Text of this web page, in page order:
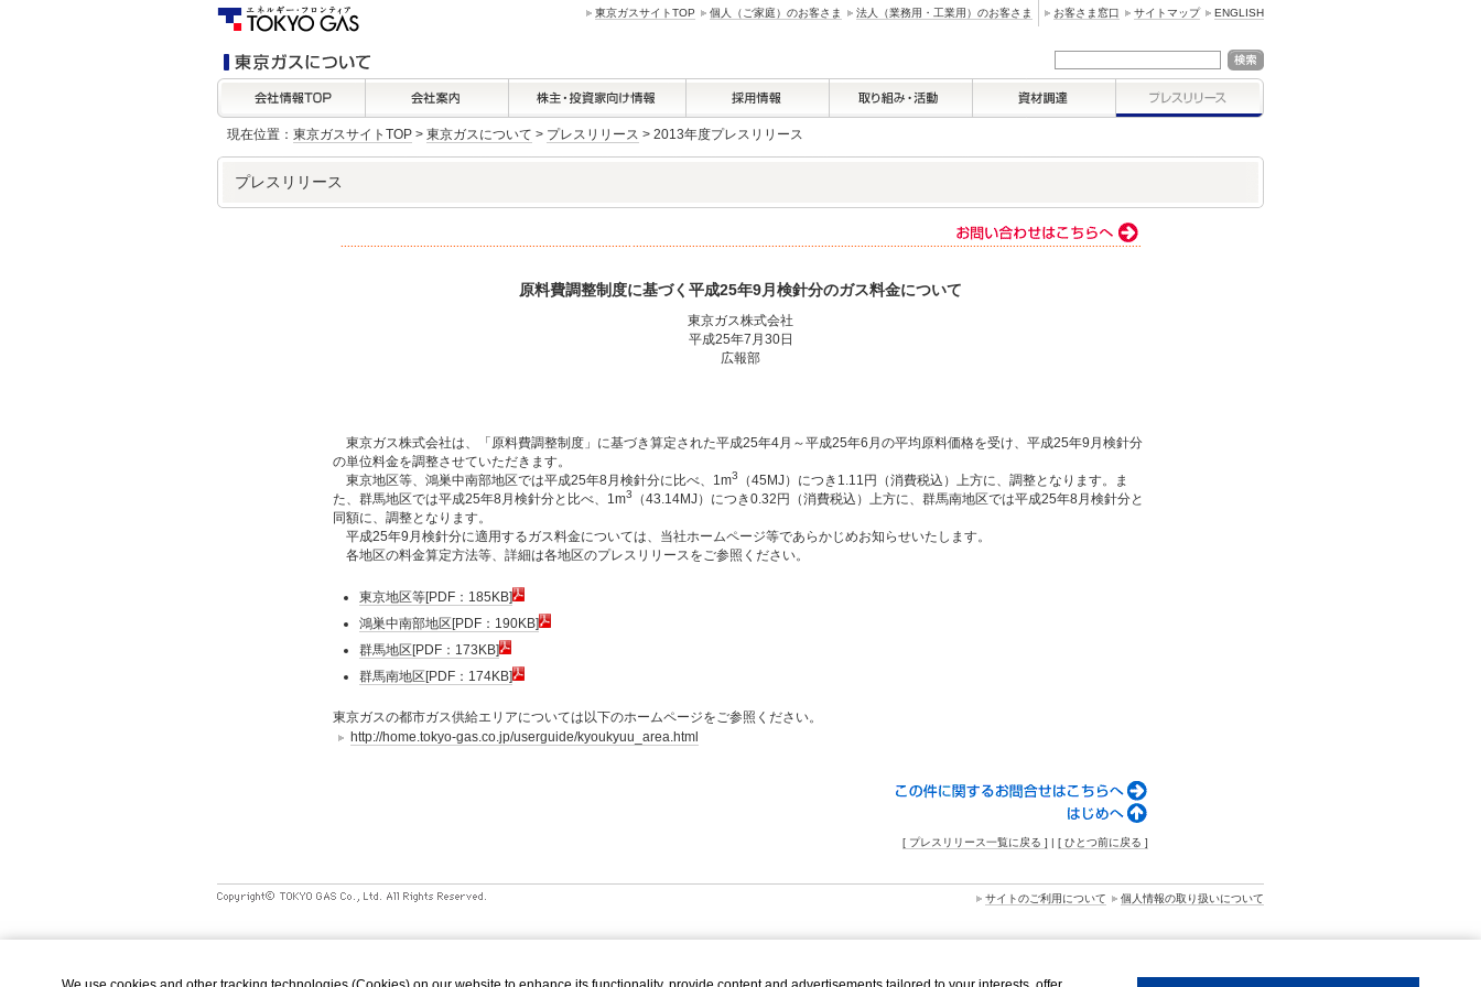
東京ガスサイトTOP 個人（ご家庭）のお客さま 法人（業務用・工業用）のお客さま お客さま窓口 サイトマップ ENGLISH
現在位置： 東京ガスサイトTOP > 東京ガスについて > プレスリリース > 2013年度プレスリリース
プレスリリース
原料費調整制度に基づく平成25年9月検針分のガス料金について
東京ガス株式会社
平成25年7月30日
広報部
東京ガス株式会社は、「原料費調整制度」に基づき算定された平成25年4月～平成25年6月の平均原料価格を受け、平成25年9月検針分
の単位料金を調整させていただきます。
東京地区等、鴻巣中南部地区では平成25年8月検針分に比べ、1m3
（45MJ）につき1.11円（消費税込）上方に、調整となります。ま
た、群馬地区では平成25年8月検針分と比べ、1m3
（43.14MJ）につき0.32円（消費税込）上方に、群馬南地区では平成25年8月検針分と
同額に、調整となります。
平成25年9月検針分に適用するガス料金については、当社ホームページ等であらかじめお知らせいたします。
各地区の料金算定方法等、詳細は各地区のプレスリリースをご参照ください。
東京地区等[PDF：185KB]
鴻巣中南部地区[PDF：190KB]
群馬地区[PDF：173KB]
群馬南地区[PDF：174KB]
東京ガスの都市ガス供給エリアについては以下のホームページをご参照ください。
http://home.tokyo-gas.co.jp/userguide/kyoukyuu_area.html
[ プレスリリース一覧に戻る ] | [ ひとつ前に戻る ]
サイトのご利用について 個人情報の取り扱いについて